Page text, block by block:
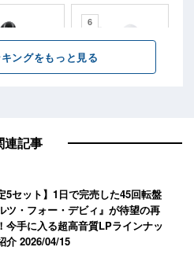
連記事
5セット】1日で完売した45回転盤
ツ・フォー・デビィ』が待望の再
今手に入る超高音質LPラインナッ
介2026/04/15